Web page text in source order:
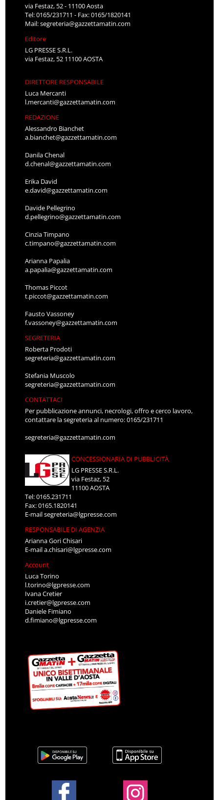
via Festaz, 52 - 11100 Aosta
Tel: 0165/231711 - Fax: 0165/1820141
Mail:segreteria@gazzettamatin.com
Editore
LG PRESSE S.R.L.
via Festaz, 52 11100 AOSTA
DIRETTORE RESPONSABILE
Luca Mercanti
l.mercanti@gazzettamatin.com
REDAZIONE
Alessandro Bianchet
a.bianchet@gazzettamatin.com
Danila Chenal
d.chenal@gazzettamatin.com
Erika David
e.david@gazzettamatin.com
Davide Pellegrino
d.pellegrino@gazzettamatin.com
Cinzia Timpano
c.timpano@gazzettamatin.com
Arianna Papalia
a.papalia@gazzettamatin.com
Thomas Piccot
t.piccot@gazzettamatin.com
Fausto Vassoney
f.vassoney@gazzettamatin.com
SEGRETERIA
Roberta Prodoti
segreteria@gazzettamatin.com
Stefania Muscolo
segreteria@gazzettamatin.com
CONTATTACI
Per pubblicazione annunci, necrologi, offro e cerco lavoro,
contattare la segreteria al numero: 0165/231711
segreteria@gazzettamatin.com
CONCESSIONARIA DI PUBBLICITÀ
LG PRESSE S.R.L.
via Festaz, 52
11100 AOSTA
Tel: 0165.231711
Fax: 0165.1820141
E-mailsegreteria@lgpresse.com
RESPONSABILE DI AGENZIA
Arianna Gori Chisari
E-maila.chisari@lgpresse.com
Account
Luca Torino
l.torino@lgpresse.com
Ivana Cretier
i.cretier@lgpresse.com
Daniele Fimiano
d.fimiano@lgpresse.com